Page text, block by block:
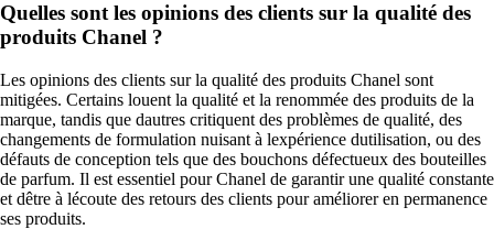
Quelles sont les opinions des clients sur la qualité des
produits Chanel ?
Les opinions des clients sur la qualité des produits Chanel sont
mitigées. Certains louent la qualité et la renommée des produits de la
marque, tandis que dautres critiquent des problèmes de qualité, des
changements de formulation nuisant à lexpérience dutilisation, ou des
défauts de conception tels que des bouchons défectueux des bouteilles
de parfum. Il est essentiel pour Chanel de garantir une qualité constante
et dêtre à lécoute des retours des clients pour améliorer en permanence
ses produits.